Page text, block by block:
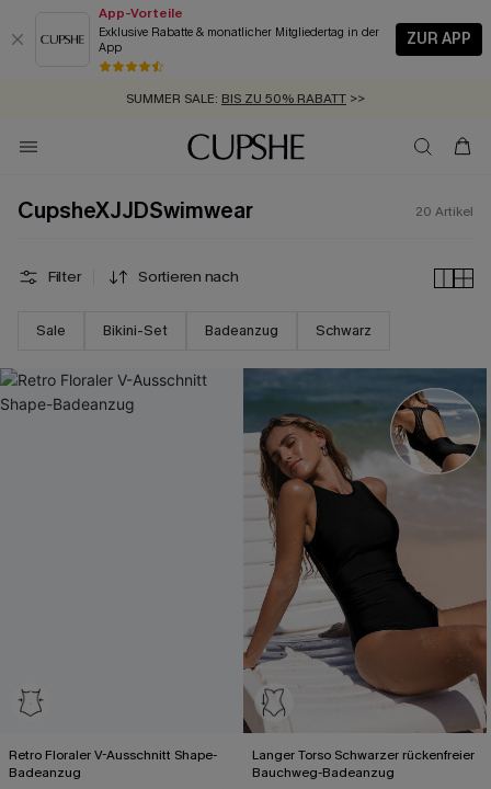
App-Vorteile
Exklusive Rabatte & monatlicher Mitgliedertag in der
App
ZUR APP
GRATIS MASSBAND MIT JEDEM SCHNELLVERSAND-ARTIKEL >>
SUMMER SALE: BIS ZU 50% RABATT >>
ZUM NEWSLETTER:BIS ZU -20% EXTRA ERHALTEN
KOSTENLOSER VERSAND AB 89 €
CupsheXJJDSwimwear 20 Artikel
Filter Sortieren nach
Sale Bikini-Set Badeanzug Schwarz
Retro Floraler V-Ausschnitt Shape-
Badeanzug
Langer Torso Schwarzer rückenfreier
Bauchweg-Badeanzug